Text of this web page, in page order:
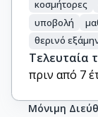
κοσμήτορες
υποβολή
θερινό
Τελευταία
πριν από 7
Μόνιμη